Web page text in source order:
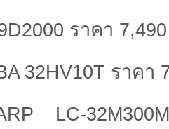
ราคา
32HV10T ราคา
LC-